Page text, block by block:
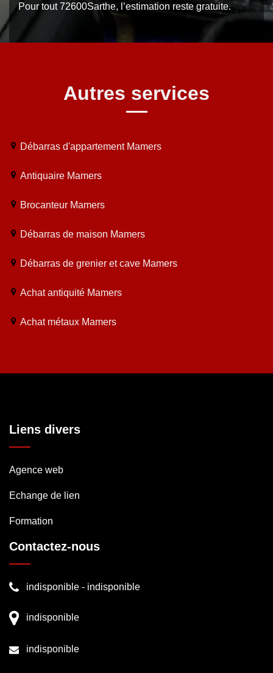
Pour tout 72600Sarthe, l’estimation reste gratuite.
Autres services
Débarras d'appartement Mamers
Antiquaire Mamers
Brocanteur Mamers
Débarras de maison Mamers
Débarras de grenier et cave Mamers
Achat antiquité Mamers
Achat métaux Mamers
Liens divers
Agence web
Echange de lien
Formation
Contactez-nous
indisponible - indisponible
indisponible
indisponible